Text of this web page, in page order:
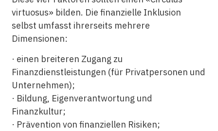
virtuosus» bilden. Die finanzielle Inklusion
selbst umfasst ihrerseits mehrere
Dimensionen:
· einen breiteren Zugang zu
Finanzdienstleistungen (für Privatpersonen und
Unternehmen);
· Bildung, Eigenverantwortung und
Finanzkultur;
· Prävention von finanziellen Risiken;